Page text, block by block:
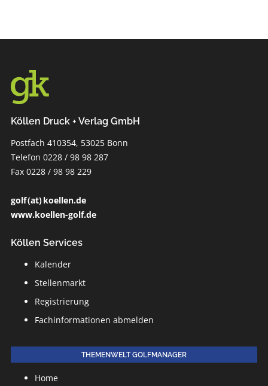
Köllen Druck + Verlag GmbH
Postfach 410354, 53025 Bonn
Telefon 0228 / 98 98 287
Fax 0228 / 98 98 229
golf (at) koellen.de
www.koellen-golf.de
Köllen Services
Kalender
Stellenmarkt
Registrierung
Fachinformationen abmelden
THEMENWELT GOLFMANAGER
Home